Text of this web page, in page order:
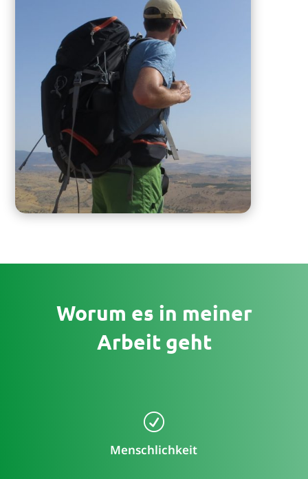
Worum es in meiner
Arbeit geht
R
Menschlichkeit